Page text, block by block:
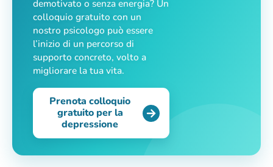
demotivato o senza energia? Un
colloquio gratuito con un
nostro psicologo può essere
l’inizio di un percorso di
supporto concreto, volto a
migliorare la tua vita.
Prenota colloquio
gratuito per la
depressione